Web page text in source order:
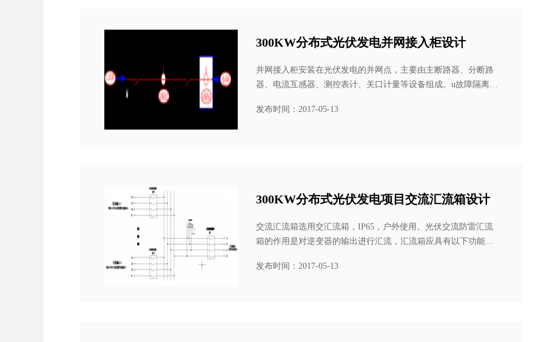
300KW分布式光伏发电并网接入柜设计
并网接入柜安装在光伏发电的并网点，主要由主断路器、分断路
器、电流互感器、测控表计、关口计量等设备组成。u故障隔离功
发布时间：2017-05-13
300KW分布式光伏发电项目交流汇流箱设计
交流汇流箱选用交汇流箱，IP65，户外使用。光伏交流防雷汇流
箱的作用是对逆变器的输出进行汇流，汇流箱应具有以下功能：
发布时间：2017-05-13